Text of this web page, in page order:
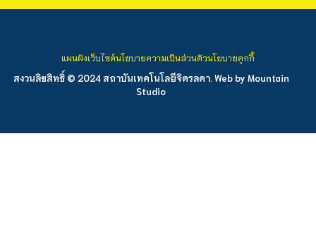
สงวนลิขสิทธิ์ © 2024 สถาบันเทคโนโลยีจิตรลดา. Web by Mountain
Studio
แผนผังเว็บไซต์นโยบายความเป็นส่วนตัวนโยบายคุกกี้